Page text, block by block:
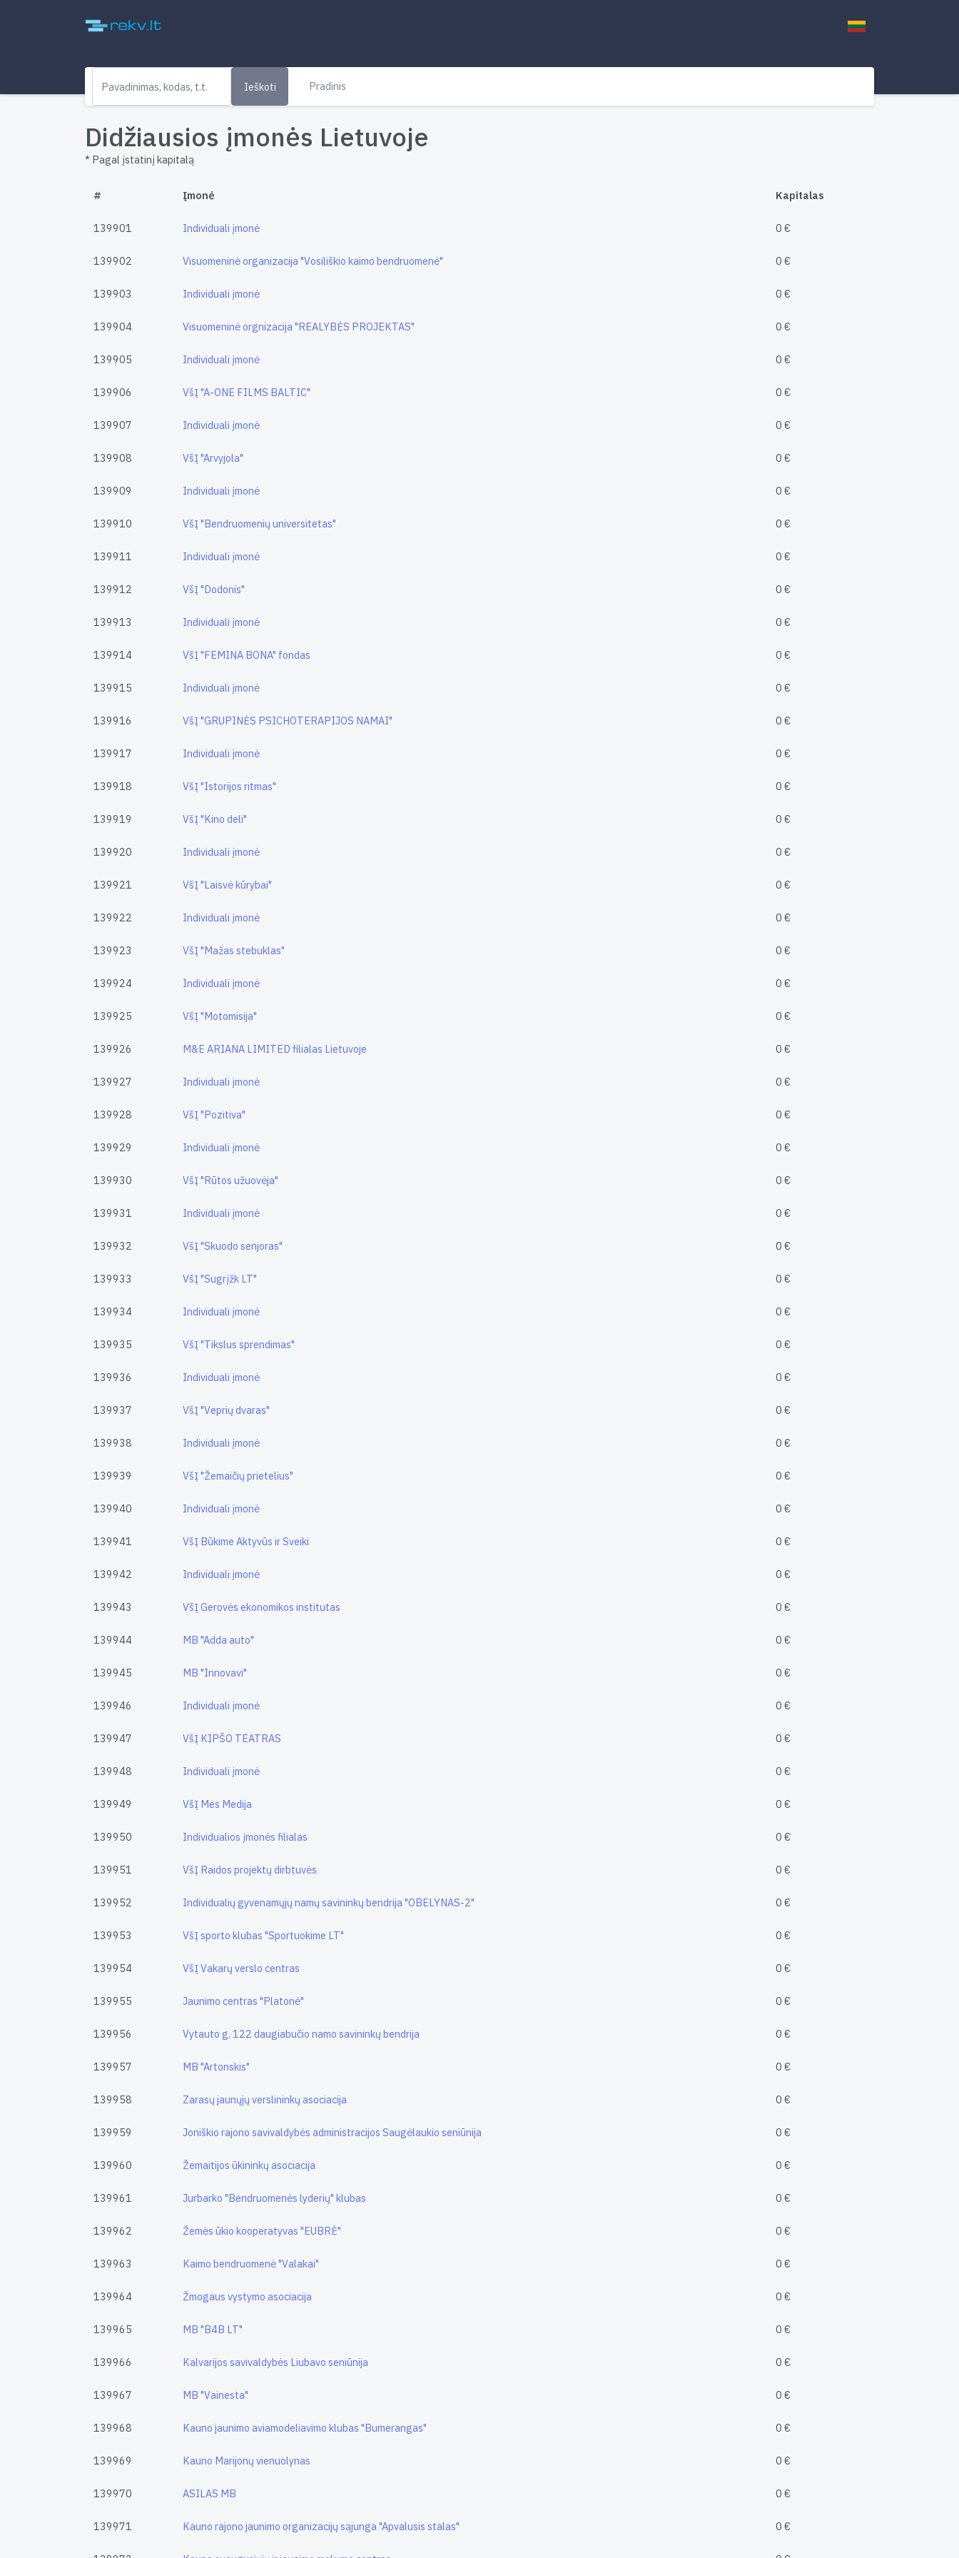
Ieškoti Pradinis
Didžiausios įmonės Lietuvoje
* Pagal įstatinį kapitalą
# Įmonė Kapitalas
139901 Individuali įmonė 0 €
139902 Visuomeninė organizacija "Vosiliškio kaimo bendruomenė" 0 €
139903 Individuali įmonė 0 €
139904 Visuomeninė orgnizacija "REALYBĖS PROJEKTAS" 0 €
139905 Individuali įmonė 0 €
139906 VšĮ "A-ONE FILMS BALTIC" 0 €
139907 Individuali įmonė 0 €
139908 VšĮ "Arvyjola" 0 €
139909 Individuali įmonė 0 €
139910 VšĮ "Bendruomenių universitetas" 0 €
139911 Individuali įmonė 0 €
139912 VšĮ "Dodonis" 0 €
139913 Individuali įmonė 0 €
139914 VšĮ "FEMINA BONA" fondas 0 €
139915 Individuali įmonė 0 €
139916 VšĮ "GRUPINĖS PSICHOTERAPIJOS NAMAI" 0 €
139917 Individuali įmonė 0 €
139918 VšĮ "Istorijos ritmas" 0 €
139919 VšĮ "Kino deli" 0 €
139920 Individuali įmonė 0 €
139921 VšĮ "Laisvė kūrybai" 0 €
139922 Individuali įmonė 0 €
139923 VšĮ "Mažas stebuklas" 0 €
139924 Individuali įmonė 0 €
139925 VšĮ "Motomisija" 0 €
139926 M&E ARIANA LIMITED filialas Lietuvoje 0 €
139927 Individuali įmonė 0 €
139928 VšĮ "Pozitiva" 0 €
139929 Individuali įmonė 0 €
139930 VšĮ "Rūtos užuovėja" 0 €
139931 Individuali įmonė 0 €
139932 VšĮ "Skuodo senjoras" 0 €
139933 VšĮ "Sugrįžk LT" 0 €
139934 Individuali įmonė 0 €
139935 VšĮ "Tikslus sprendimas" 0 €
139936 Individuali įmonė 0 €
139937 VšĮ "Veprių dvaras" 0 €
139938 Individuali įmonė 0 €
139939 VšĮ "Žemaičių prietelius" 0 €
139940 Individuali įmonė 0 €
139941 VšĮ Būkime Aktyvūs ir Sveiki 0 €
139942 Individuali įmonė 0 €
139943 VšĮ Gerovės ekonomikos institutas 0 €
139944 MB "Adda auto" 0 €
139945 MB "Innovavi" 0 €
139946 Individuali įmonė 0 €
139947 VšĮ KIPŠO TEATRAS 0 €
139948 Individuali įmonė 0 €
139949 VšĮ Mes Medija 0 €
139950 Individualios įmonės filialas 0 €
139951 VšĮ Raidos projektų dirbtuvės 0 €
139952 Individualių gyvenamųjų namų savininkų bendrija "OBELYNAS-2" 0 €
139953 VšĮ sporto klubas "Sportuokime LT" 0 €
139954 VšĮ Vakarų verslo centras 0 €
139955 Jaunimo centras "Platonė" 0 €
139956 Vytauto g. 122 daugiabučio namo savininkų bendrija 0 €
139957 MB "Artonskis" 0 €
139958 Zarasų jaunųjų verslininkų asociacija 0 €
139959 Joniškio rajono savivaldybės administracijos Saugėlaukio seniūnija 0 €
139960 Žemaitijos ūkininkų asociacija 0 €
139961 Jurbarko "Bendruomenės lyderių" klubas 0 €
139962 Žemės ūkio kooperatyvas "EUBRĖ" 0 €
139963 Kaimo bendruomenė "Valakai" 0 €
139964 Žmogaus vystymo asociacija 0 €
139965 MB "B4B LT" 0 €
139966 Kalvarijos savivaldybės Liubavo seniūnija 0 €
139967 MB "Vainesta" 0 €
139968 Kauno jaunimo aviamodeliavimo klubas "Bumerangas" 0 €
139969 Kauno Marijonų vienuolynas 0 €
139970 ASILAS MB 0 €
139971 Kauno rajono jaunimo organizacijų sąjunga "Apvalusis stalas" 0 €